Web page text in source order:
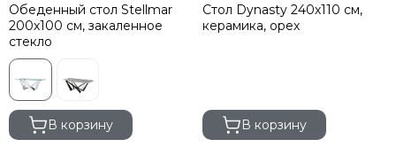
Обеденный стол Stellmar
200х100 см, закаленное
стекло
В корзину
Стол Dynasty 240х110 см,
керамика, орех
В корзину